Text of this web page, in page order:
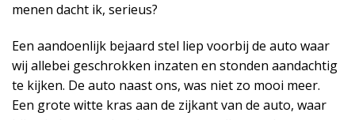
menen dacht ik, serieus?
Een aandoenlijk bejaard stel liep voorbij de auto waar
wij allebei geschrokken inzaten en stonden aandachtig
te kijken. De auto naast ons, was niet zo mooi meer.
Een grote witte kras aan de zijkant van de auto, waar